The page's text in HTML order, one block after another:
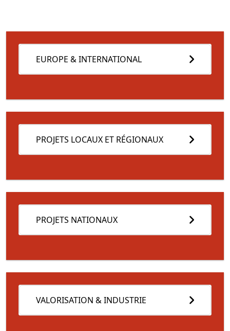
EUROPE & INTERNATIONAL
PROJETS LOCAUX ET RÉGIONAUX
PROJETS NATIONAUX
VALORISATION & INDUSTRIE